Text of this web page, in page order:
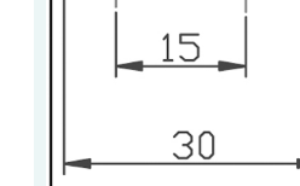
VERRE FEUILLETÉ
VERRE ANTI-REFLET
VERRE FEUILLETÉ/TREMPÉ